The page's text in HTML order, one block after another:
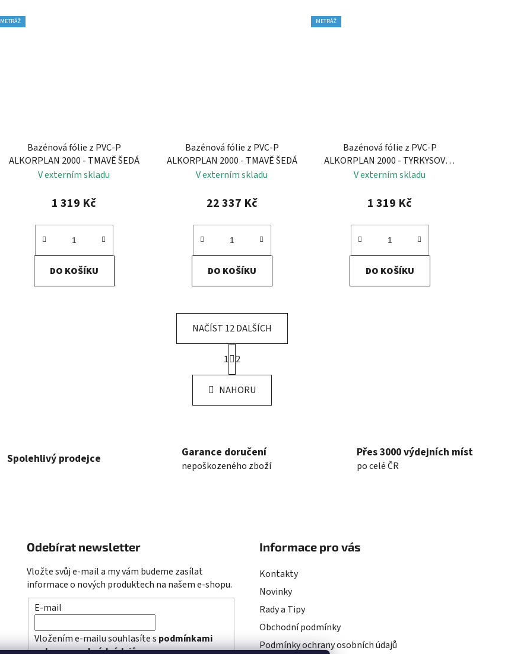
METRÁŽ
Bazénová fólie z PVC-P
ALKORPLAN 2000 - TMAVĚ ŠEDÁ
V externím skladu
1 319 Kč
DO KOŠÍKU
Bazénová fólie z PVC-P
ALKORPLAN 2000 - TMAVĚ ŠEDÁ
V externím skladu
22 337 Kč
DO KOŠÍKU
METRÁŽ
Bazénová fólie z PVC-P
ALKORPLAN 2000 - TYRKYSOVÁ -
CARIBBEAN DREAM
V externím skladu
1 319 Kč
DO KOŠÍKU
O
v
l
á
í
p
s
u
NAČÍST 12 DALŠÍCH
S
t
r
n
k
n
í
1 2
NAHORU
Spolehlivý prodejce Garance doručení
nepoškozeného zboží
Přes 3000 výdejních míst
po celé ČR
Odebírat newsletter
Vložte svůj e-mail a my vám budeme zasílat
informace o nových produktech na našem e-shopu.
E-mail
Vložením e-mailu souhlasíte s podmínkami
Informace pro vás
Kontakty
Novinky
Rady a Tipy
Obchodní podmínky
Podmínky ochrany osobních údajů